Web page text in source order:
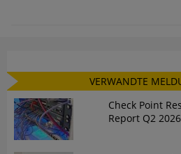
VERWANDTE
Check Point
Report Q2 2026